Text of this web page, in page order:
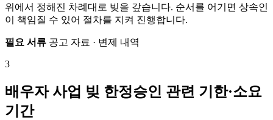
위에서 정해진 차례대로 빚을 갚습니다. 순서를 어기면 상속인
이 책임질 수 있어 절차를 지켜 진행합니다.
필요 서류 공고 자료 · 변제 내역
3
배우자 사업 빚 한정승인 관련 기한·소요
기간